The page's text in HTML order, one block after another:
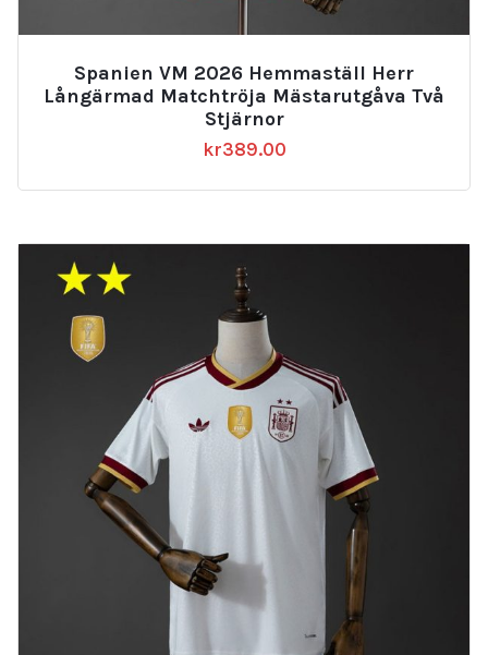
Spanien VM 2026 Hemmaställ Herr
Långärmad Matchtröja Mästarutgåva Två
Stjärnor
kr389.00